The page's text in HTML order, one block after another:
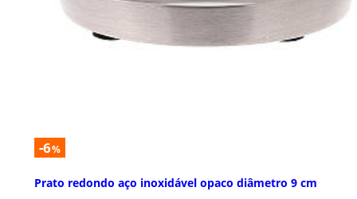
-6%
Prato redondo aço inoxidável opaco diâmetro 9 cm